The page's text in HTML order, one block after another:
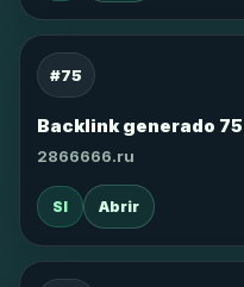
#75
Backlink generado 75
2866666.ru
SI Abrir